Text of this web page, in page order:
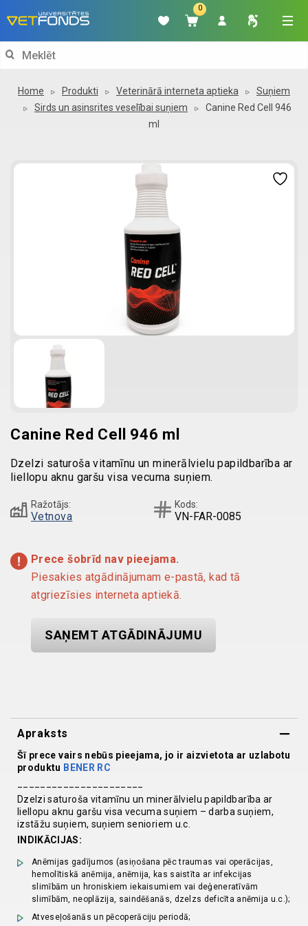
0
Search
Home Produkti Veterinārā interneta aptieka
Suņiem
Sirds un asinsrites veselībai suņiem
Canine Red Cell 946
ml
Canine Red Cell 946 ml
Dzelzi saturoša vitamīnu un minerālvielu papildbarība ar
liellopu aknu garšu visa vecuma suņiem.
Ražotājs:
Vetnova
Kods:
VN-FAR-0085
Prece šobrīd nav pieejama.
Piesakies atgādinājumam e-pastā, kad tā
atgriezīsies interneta aptiekā.
SAŅEMT ATGĀDINĀJUMU
Apraksts
Šī prece vairs nebūs pieejama, jo ir aizvietota ar uzlabotu
produktu BENER RC
Dzelzi saturoša vitamīnu un minerālvielu papildbarība ar
liellopu aknu garšu visa vecuma suņiem – darba suņiem,
izstāžu suņiem, suņiem senioriem u.c.
INDIKĀCIJAS:
Anēmijas gadījumos (asiņošana pēc traumas vai operācijas,
hemolītiskā anēmija, anēmija, kas saistīta ar infekcijas
slimībām un hroniskiem iekaisumiem vai deģeneratīvām
slimībām, neoplāzija, saindēšanās, dzelzs deficīta anēmija u.c.);
Atveseļošanās un pēcoperāciju periodā;